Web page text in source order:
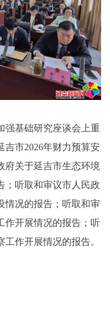
基础研究座谈会上重
吉市2026年财力预算安
府关于延吉市生态环境
；听取和审议市人民政
情况的报告；听取和审
作开展情况的报告；听
作开展情况的报告。